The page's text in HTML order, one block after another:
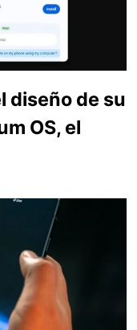
diseño de su
OS, el